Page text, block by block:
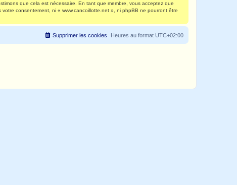
que cela est nécessaire. En tant que membre, vous acceptez que
consentement, ni « www.cancoillotte.net », ni phpBB ne pourront être
Heures au format UTC+02:00
Supprimer les cookies